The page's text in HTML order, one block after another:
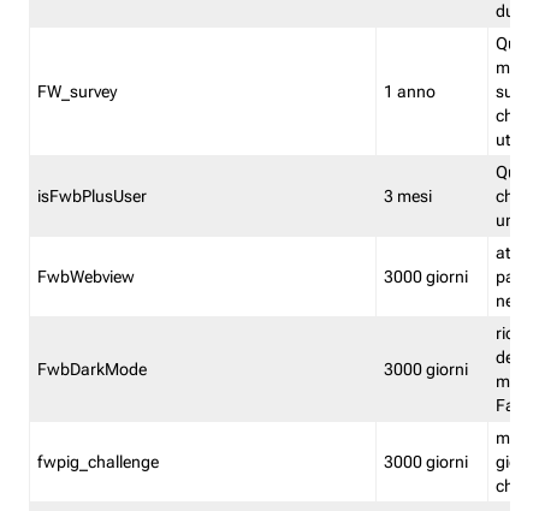
FW_survey 1 anno
utenti
isFwbPlusUser 3 mesi
che
una
FwbWebview 3000 giorni
attiva
FwbDarkMode 3000 giorni
fwpig_challenge 3000 giorni